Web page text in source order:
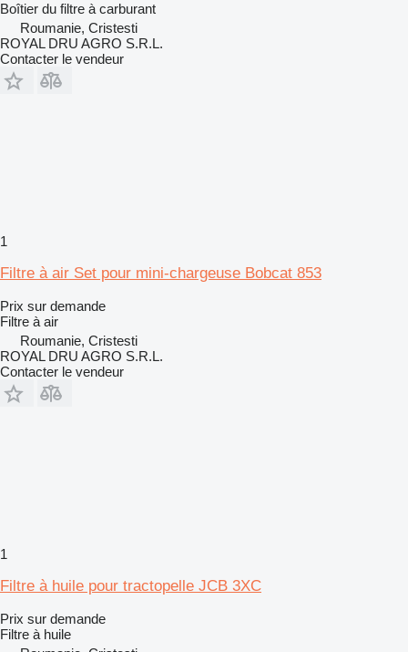
Boîtier du filtre à carburant
Roumanie, Cristesti
ROYAL DRU AGRO S.R.L.
Contacter le vendeur
1
Filtre à air Set pour mini-chargeuse Bobcat 853
Prix sur demande
Filtre à air
Roumanie, Cristesti
ROYAL DRU AGRO S.R.L.
Contacter le vendeur
1
Filtre à huile pour tractopelle JCB 3XC
Prix sur demande
Filtre à huile